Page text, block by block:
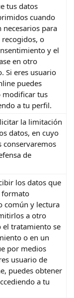
tus datos
cuando
necesarios para
o
y el
en otro
Si eres usuario
puedes
modificar tus
a tu perfil.
la limitación
datos, en cuyo
conservaremos
de
los datos que
formato
común y lectura
a otro
el tratamiento se
o en un
por medios
usuario de
puedes obtener
a tu